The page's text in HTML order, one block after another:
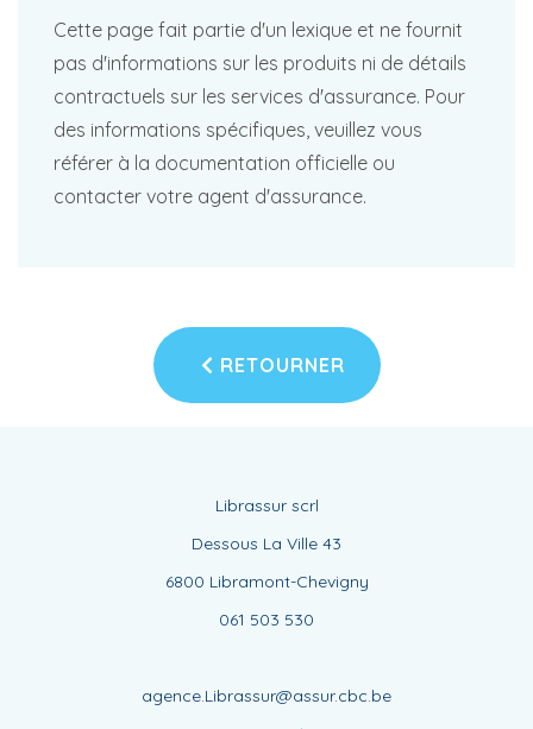
Cette page fait partie d'un lexique et ne fournit
pas d'informations sur les produits ni de détails
contractuels sur les services d'assurance. Pour
des informations spécifiques, veuillez vous
référer à la documentation officielle ou
contacter votre agent d'assurance.
RETOURNER
Librassur scrl
Dessous La Ville 43
6800 Libramont-Chevigny
061 503 530
agence.Librassur@assur.cbc.be